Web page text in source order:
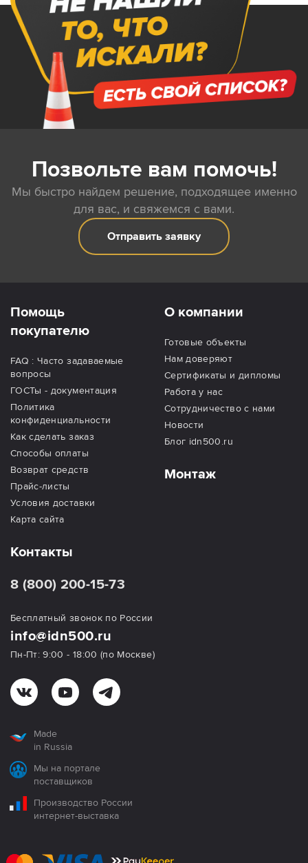
Позвольте вам помочь!
Мы быстро найдем решение, подходящее именно
для вас, и свяжемся с вами.
Отправить заявку
Помощь
покупателю
FAQ : Часто задаваемые
вопросы
ГОСТы - документация
Политика
конфиденциальности
Как сделать заказ
Способы оплаты
Возврат средств
Прайс-листы
Условия доставки
Карта сайта
О компании
Готовые объекты
Нам доверяют
Сертификаты и дипломы
Работа у нас
Сотрудничество с нами
Новости
Блог idn500.ru
Монтаж
Контакты
8 (800) 200-15-73
Бесплатный звонок по России
info@idn500.ru
Пн-Пт: 9:00 - 18:00 (по Москве)
Made
in Russia
Мы на портале
поставщиков
Производство России
интернет-выставка